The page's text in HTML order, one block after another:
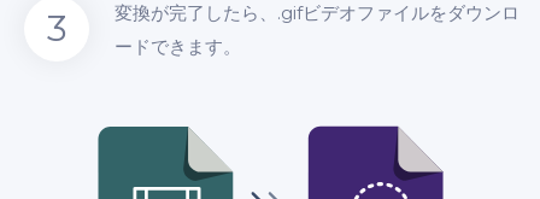
3
変換が完了したら、.gifビデオファイルをダウンロ
ードできます。